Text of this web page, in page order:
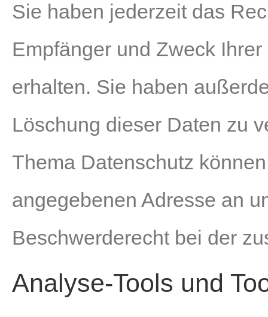
Sie haben jederzeit das
Empfänger und Zweck
erhalten. Sie haben
Löschung dieser Daten zu
Thema Datenschutz
angegebenen Adresse an
Beschwerderecht bei der
Analyse-Tools und